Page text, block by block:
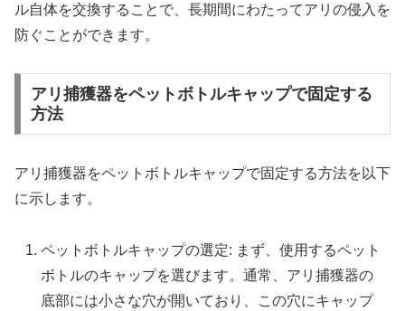
ル自体を交換することで、長期間にわたってアリの侵入を
防ぐことができます。
アリ捕獲器をペットボトルキャップで固定する
方法
アリ捕獲器をペットボトルキャップで固定する方法を以下
に示します。
ペットボトルキャップの選定: まず、使用するペット
ボトルのキャップを選びます。通常、アリ捕獲器の
底部には小さな穴が開いており、この穴にキャップ